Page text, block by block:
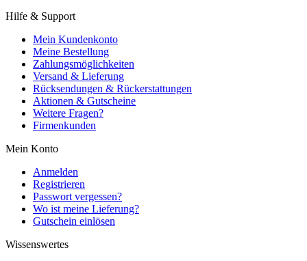
Hilfe & Support
Mein Kundenkonto
Meine Bestellung
Zahlungsmöglichkeiten
Versand & Lieferung
Rücksendungen & Rückerstattungen
Aktionen & Gutscheine
Weitere Fragen?
Firmenkunden
Mein Konto
Anmelden
Registrieren
Passwort vergessen?
Wo ist meine Lieferung?
Gutschein einlösen
Wissenswertes